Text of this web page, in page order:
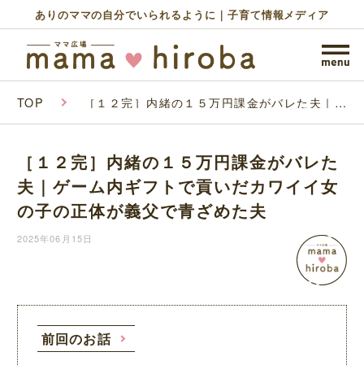
ありのママの自分でいられるように｜子育て情報メディア
TOP ［１２完］内緒の１５万円課金がバレた夫｜ゲ
義父で青ざめた夫
［１２完］内緒の１５万円課金がバレた
夫｜ゲーム内ギフトで貢いだカワイイ女
の子の正体が義父で青ざめた夫
2025年06月15日
前回のお話